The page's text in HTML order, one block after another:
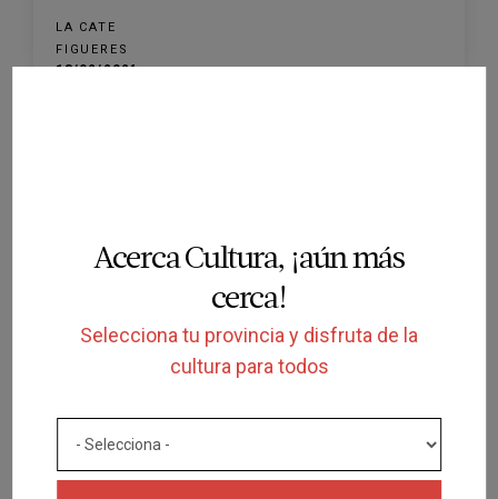
Acerca Cultura, ¡aún más
cerca!
Selecciona tu provincia y disfruta de la
cultura para todos
LA CATE
FIGUERES
18/02/2024
ESPECTÁCULO
FIGUERES
11/05/2024